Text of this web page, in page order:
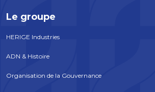
Le groupe
HERIGE Industries
ADN & Histoire
Organisation de la Gouvernance